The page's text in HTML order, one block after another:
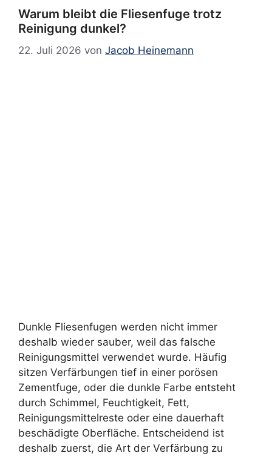
Warum bleibt die Fliesenfuge trotz
Reinigung dunkel?
22. Juli 2026 von Jacob Heinemann
Dunkle Fliesenfugen werden nicht immer
deshalb wieder sauber, weil das falsche
Reinigungsmittel verwendet wurde. Häufig
sitzen Verfärbungen tief in einer porösen
Zementfuge, oder die dunkle Farbe entsteht
durch Schimmel, Feuchtigkeit, Fett,
Reinigungsmittelreste oder eine dauerhaft
beschädigte Oberfläche. Entscheidend ist
deshalb zuerst, die Art der Verfärbung zu